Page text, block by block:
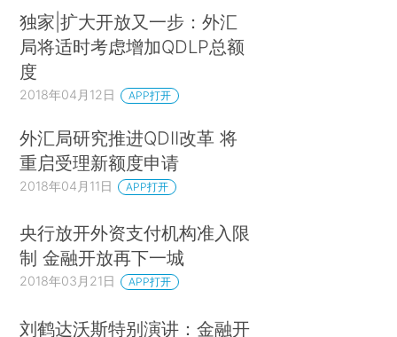
独家|扩大开放又一步：外汇
局将适时考虑增加QDLP总额
度
2018年04月12日 APP打开
外汇局研究推进QDII改革 将
重启受理新额度申请
2018年04月11日 APP打开
央行放开外资支付机构准入限
制 金融开放再下一城
2018年03月21日 APP打开
刘鹤达沃斯特别演讲：金融开